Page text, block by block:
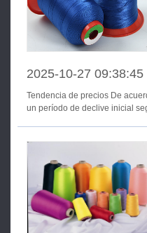
2025-10-27
Tendencia de precios De acuerdo con el mercado de filamentos de poliéster de la semana pasada, que vio
un período de declive inicial